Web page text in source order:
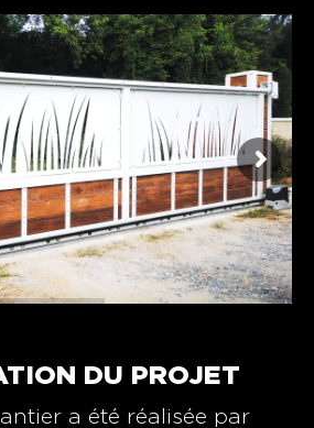
DU PROJET
a été réalisée par